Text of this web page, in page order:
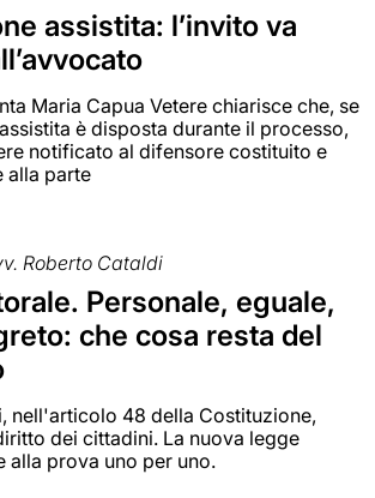
assistita: l’invito va
Maria Capua Vetere chiarisce che, se
è disposta durante il processo,
notificato al difensore costituito e
alla parte
Roberto Cataldi
Personale, eguale,
che cosa resta del
nell'articolo 48 della Costituzione,
dei cittadini. La nuova legge
alla prova uno per uno.